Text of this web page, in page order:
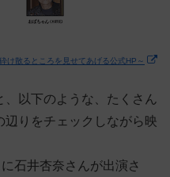
け散るところを見せてあげる公式HP～
、以下のような、たくさん
りをチェックしながら映
石井杏奈さんが出演さ